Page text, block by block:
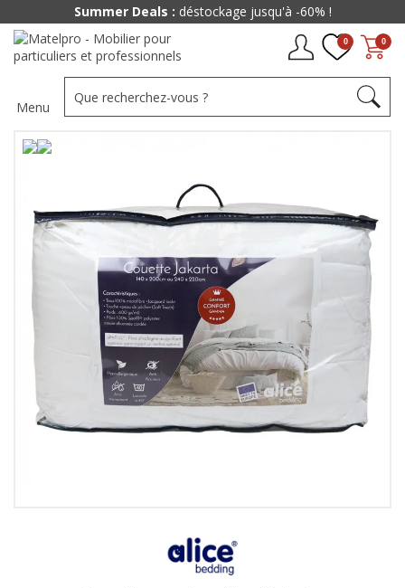
0
0
Menu
Summer Deals : déstockage jusqu'à -60% !